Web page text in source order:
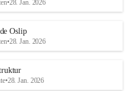
•28. Jan. 2026
Oslip
•28. Jan. 2026
•28. Jan. 2026